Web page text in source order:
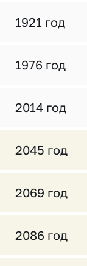
1921 год
1976 год
2014 год
2045 год
2069 год
2086 год